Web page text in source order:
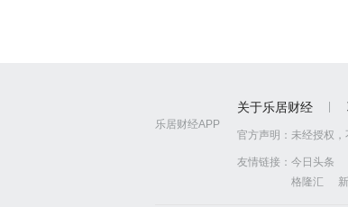
乐居财经APP
关于乐居财经
官方声明： 未经授权
友情链接： 今日头条
格隆汇